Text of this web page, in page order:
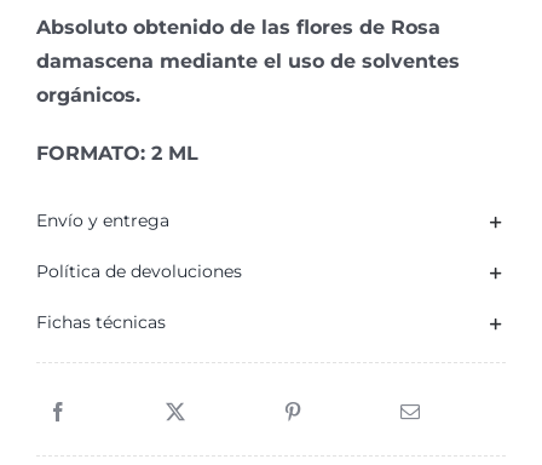
ml
cantidad
Absoluto obtenido de las flores de Rosa
damascena mediante el uso de solventes
orgánicos.
FORMATO: 2 ML
Envío y entrega
Política de devoluciones
Fichas técnicas